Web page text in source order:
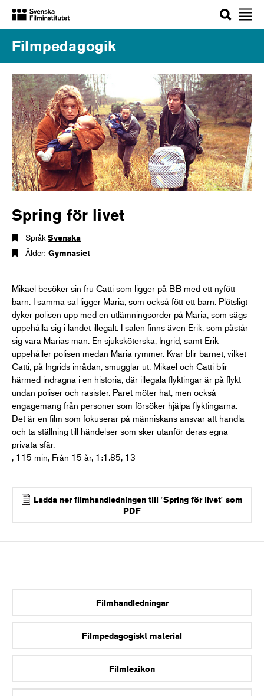
Sök
Filmpedagogik
Spring för livet
Språk Svenska
Ålder: Gymnasiet
Mikael besöker sin fru Catti som ligger på BB med ett nyfött
barn. I samma sal ligger Maria, som också fött ett barn. Plötsligt
dyker polisen upp med en utlämningsorder på Maria, som sägs
uppehålla sig i landet illegalt. I salen finns även Erik, som påstår
sig vara Marias man. En sjuksköterska, Ingrid, samt Erik
uppehåller polisen medan Maria rymmer. Kvar blir barnet, vilket
Catti, på Ingrids inrådan, smugglar ut. Mikael och Catti blir
härmed indragna i en historia, där illegala flyktingar är på flykt
undan poliser och rasister. Paret möter hat, men också
engagemang från personer som försöker hjälpa flyktingarna.
Det är en film som fokuserar på människans ansvar att handla
och ta ställning till händelser som sker utanför deras egna
privata sfär.
, 115 min, Från 15 år, 1:1.85, 13
Ladda ner filmhandledningen till "Spring för livet" som
PDF
Filmhandledningar
Filmpedagogiskt material
Filmlexikon